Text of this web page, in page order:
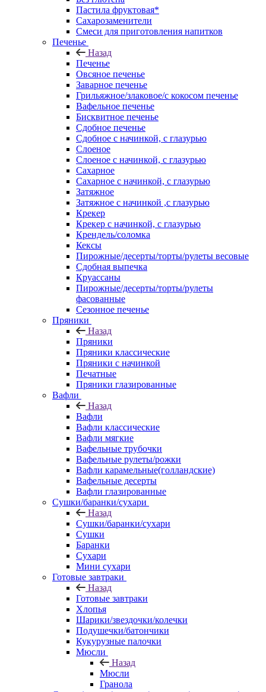
Пастила фруктовая*
Сахарозаменители
Смеси для приготовления напитков
Печенье
Назад
Печенье
Овсяное печенье
Заварное печенье
Грильяжное/злаковое/с кокосом печенье
Вафельное печенье
Бисквитное печенье
Сдобное печенье
Сдобное с начинкой, с глазурью
Слоеное
Слоеное с начинкой, с глазурью
Сахарное
Сахарное с начинкой, с глазурью
Затяжное
Затяжное с начинкой ,с глазурью
Крекер
Крекер с начинкой, с глазурью
Крендель/соломка
Кексы
Пирожные/десерты/торты/рулеты весовые
Сдобная выпечка
Круассаны
Пирожные/десерты/торты/рулеты
фасованные
Сезонное печенье
Пряники
Назад
Пряники
Пряники классические
Пряники с начинкой
Печатные
Пряники глазированные
Вафли
Назад
Вафли
Вафли классические
Вафли мягкие
Вафельные трубочки
Вафельные рулеты/рожки
Вафли карамельные(голландские)
Вафельные десерты
Вафли глазированные
Сушки/баранки/сухари
Назад
Сушки/баранки/сухари
Сушки
Баранки
Сухари
Мини сухари
Готовые завтраки
Назад
Готовые завтраки
Хлопья
Шарики/звездочки/колечки
Подушечки/батончики
Кукурузные палочки
Мюсли
Назад
Мюсли
Гранола